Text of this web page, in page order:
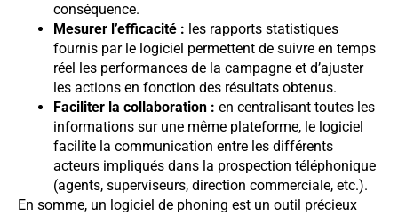
conséquence.
Mesurer l’efficacité : les rapports statistiques
fournis par le logiciel permettent de suivre en temps
réel les performances de la campagne et d’ajuster
les actions en fonction des résultats obtenus.
Faciliter la collaboration : en centralisant toutes les
informations sur une même plateforme, le logiciel
facilite la communication entre les différents
acteurs impliqués dans la prospection téléphonique
(agents, superviseurs, direction commerciale, etc.).
En somme, un logiciel de phoning est un outil précieux